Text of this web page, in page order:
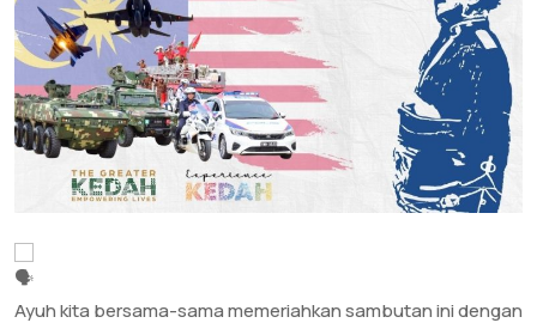
Ayuh kita bersama-sama memeriahkan sambutan ini dengan